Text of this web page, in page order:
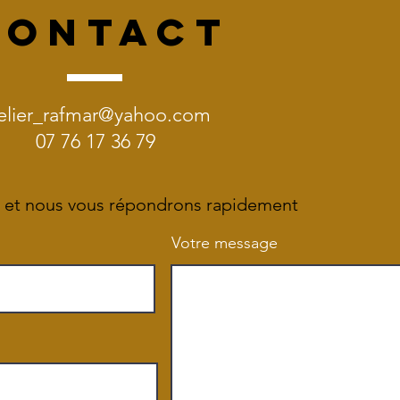
et nous vous répondrons rapidement
Votre message
07 76 17 36 79